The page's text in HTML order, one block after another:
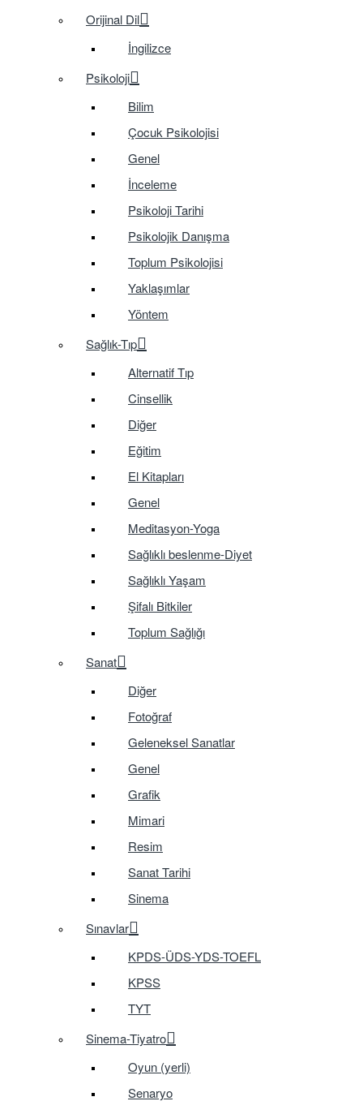
Orijinal Dil
İngilizce
Psikoloji
Bilim
Çocuk Psikolojisi
Genel
İnceleme
Psikoloji Tarihi
Psikolojik Danışma
Toplum Psikolojisi
Yaklaşımlar
Yöntem
Sağlık-Tıp
Alternatif Tıp
Cinsellik
Diğer
Eğitim
El Kitapları
Genel
Meditasyon-Yoga
Sağlıklı beslenme-Diyet
Sağlıklı Yaşam
Şifalı Bitkiler
Toplum Sağlığı
Sanat
Diğer
Fotoğraf
Geleneksel Sanatlar
Genel
Grafik
Mimari
Resim
Sanat Tarihi
Sinema
Sınavlar
KPDS-ÜDS-YDS-TOEFL
KPSS
TYT
Sinema-Tiyatro
Oyun (yerli)
Senaryo